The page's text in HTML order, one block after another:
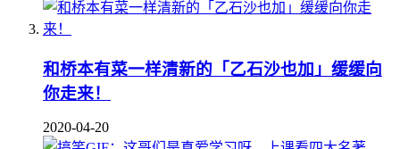
和桥本有菜一样清新的「乙石沙也加」缓缓向
你走来！
2020-04-20